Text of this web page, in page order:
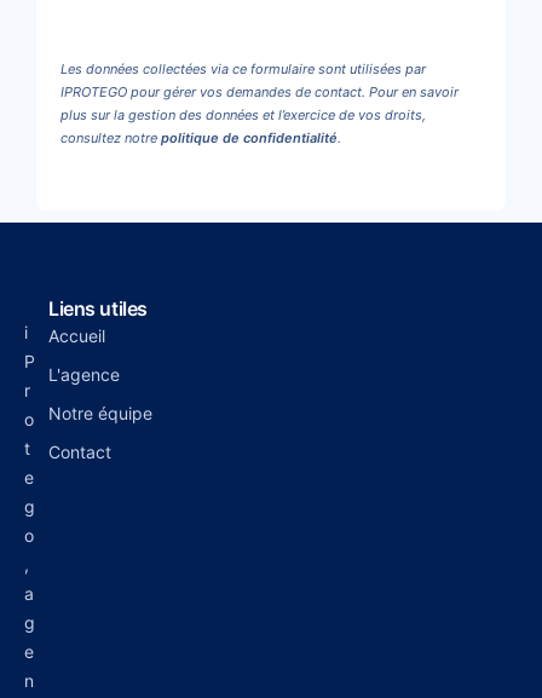
Les données collectées via ce formulaire sont utilisées par
IPROTEGO pour gérer vos demandes de contact. Pour en savoir
plus sur la gestion des données et l’exercice de vos droits,
consultez notre politique de confidentialité.
i
P
r
o
t
e
g
o
,
a
g
e
n
Liens utiles
Accueil
L'agence
Notre équipe
Contact